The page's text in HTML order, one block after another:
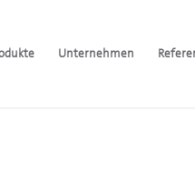
Unternehmen